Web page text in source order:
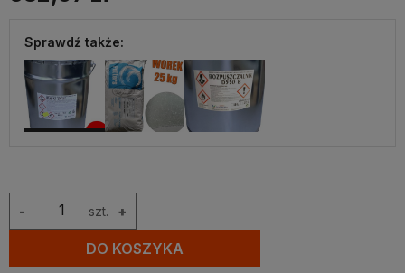
Sprawdź także:
szt. +
-
DO KOSZYKA